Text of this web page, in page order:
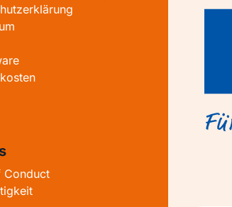
Conduct